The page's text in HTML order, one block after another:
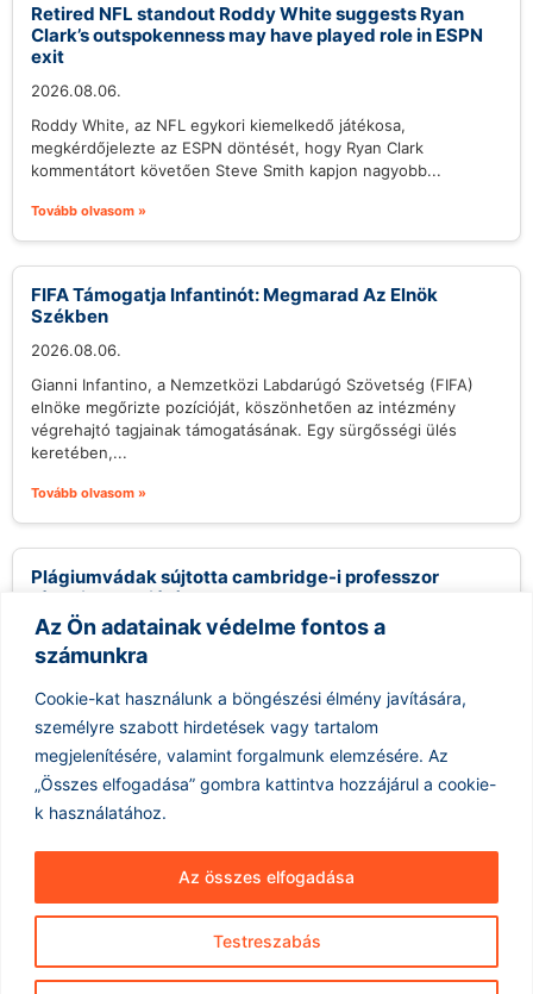
Az Ön adatainak védelme fontos a
számunkra
Cookie-kat használunk a böngészési élmény javítására,
személyre szabott hirdetések vagy tartalom
megjelenítésére, valamint forgalmunk elemzésére. Az
„Összes elfogadása” gombra kattintva hozzájárul a cookie-
k használatához.
Testreszabás
Az összes elfogadása
Retired NFL standout Roddy White suggests Ryan
Clark’s outspokenness may have played role in ESPN
exit
2026.08.06.
Roddy White, az NFL egykori kiemelkedő játékosa,
megkérdőjelezte az ESPN döntését, hogy Ryan Clark
kommentátort követően Steve Smith kapjon nagyobb...
Tovább olvasom »
FIFA Támogatja Infantinót: Megmarad Az Elnök
Székben
2026.08.06.
Gianni Infantino, a Nemzetközi Labdarúgó Szövetség (FIFA)
elnöke megőrizte pozícióját, köszönhetően az intézmény
végrehajtó tagjainak támogatásának. Egy sürgősségi ülés
keretében,...
Tovább olvasom »
Plágiumvádak sújtotta cambridge-i professzor
távozik posztjáról
2026.08.06.
Jason Arday, a Cambridge-i Egyetem professzora, aki nemrég
került a figyelem középpontjába több plágiumváddal
kapcsolatban, távozott pozíciójából, miután az egyetem...
Tovább olvasom »
Hírarchívum Impresszum ÁSZF